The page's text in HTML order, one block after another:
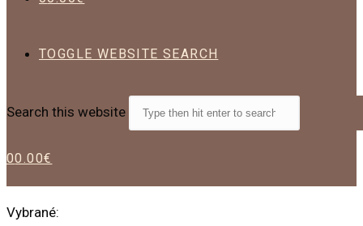
TOGGLE WEBSITE SEARCH
Search this website
00.00€
Vybrané: